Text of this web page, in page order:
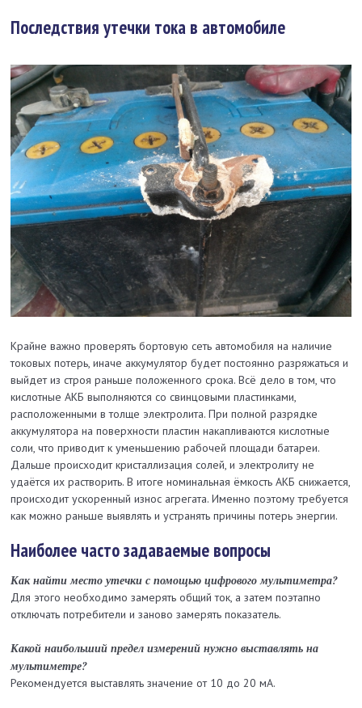
Последствия утечки тока в автомобиле
Крайне важно проверять бортовую сеть автомобиля на наличие
токовых потерь, иначе аккумулятор будет постоянно разряжаться и
выйдет из строя раньше положенного срока. Всё дело в том, что
кислотные АКБ выполняются со свинцовыми пластинками,
расположенными в толще электролита. При полной разрядке
аккумулятора на поверхности пластин накапливаются кислотные
соли, что приводит к уменьшению рабочей площади батареи.
Дальше происходит кристаллизация солей, и электролиту не
удаётся их растворить. В итоге номинальная ёмкость АКБ снижается,
происходит ускоренный износ агрегата. Именно поэтому требуется
как можно раньше выявлять и устранять причины потерь энергии.
Наиболее часто задаваемые вопросы
Как найти место утечки с помощью цифрового мультиметра?
Для этого необходимо замерять общий ток, а затем поэтапно
отключать потребители и заново замерять показатель.
Какой наибольший предел измерений нужно выставлять на
мультиметре?
Рекомендуется выставлять значение от 10 до 20 мА.